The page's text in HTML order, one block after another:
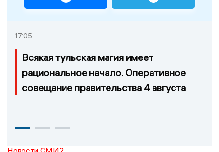
17:05
Всякая тульская магия имеет
рациональное начало. Оперативное
совещание правительства 4 августа